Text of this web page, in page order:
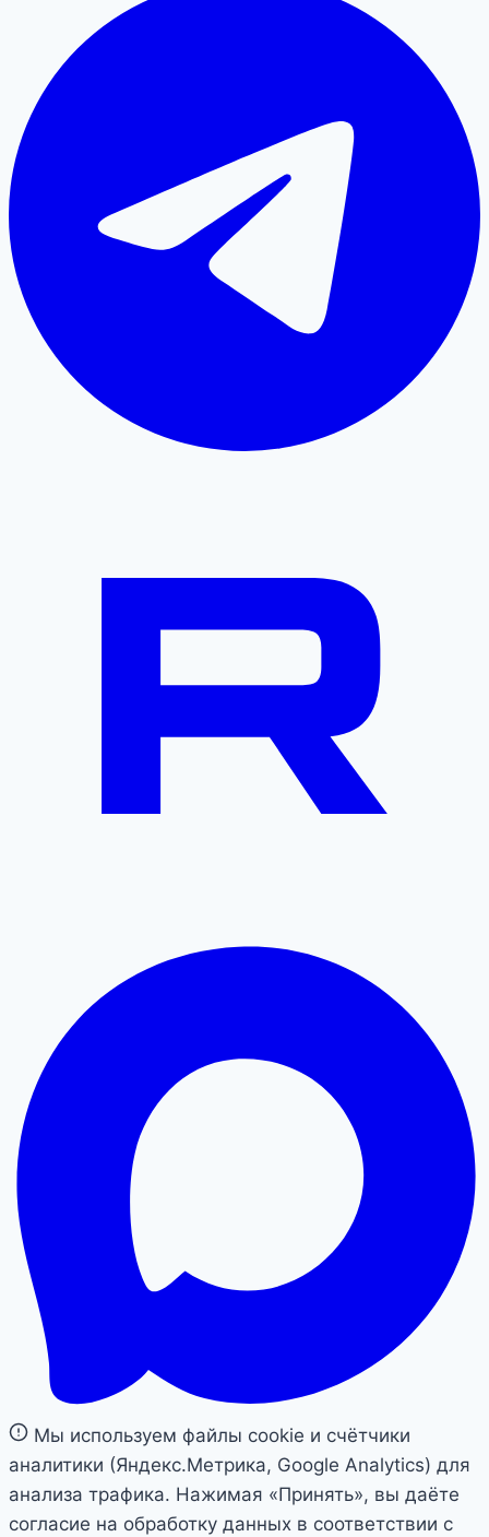
Мы используем файлы cookie и счётчики
аналитики (Яндекс.Метрика, Google Analytics) для
анализа трафика. Нажимая «Принять», вы даёте
согласие на обработку данных в соответствии с